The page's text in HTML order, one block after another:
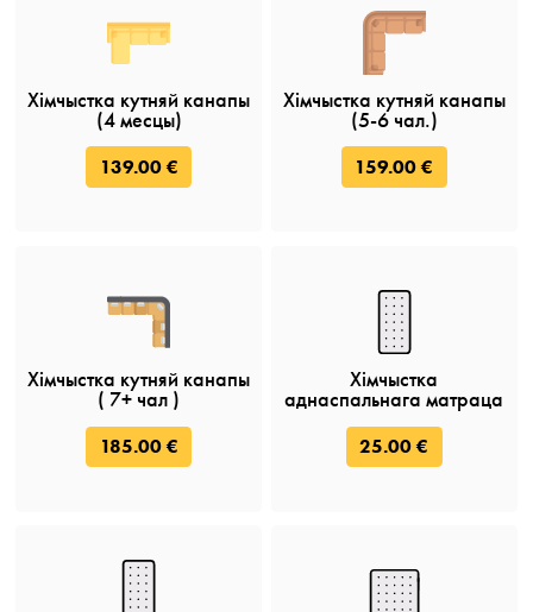
Хімчыстка кутняй канапы
(4 месцы)
139.00 €
Хімчыстка кутняй канапы
(5-6 чал.)
159.00 €
Хімчыстка кутняй канапы
( 7+ чал )
185.00 €
Хімчыстка
аднаспальнага матраца
25.00 €